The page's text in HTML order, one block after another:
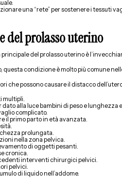
una “rete” per sostenere i tessuti
del prolasso uterino
principale del prolasso uterino è
questa condizione è molto più comune
che possono causare il distacco
multipli.
dato alla luce bambini di peso e lunghezza
complicato.
il primo parto in età avanzata.
prolungata.
nella zona pelvica.
di oggetti pesanti.
cronica.
interventi chirurgici pelvici.
pelvici.
di liquido nell’addome.